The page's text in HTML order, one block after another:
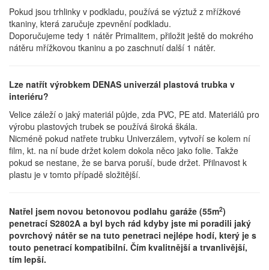
Pokud jsou trhlinky v podkladu, používá se výztuž z mřížkové
tkaniny, která zaručuje zpevnění podkladu.
Doporučujeme tedy 1 nátěr Primalitem, přiložit ještě do mokrého
nátěru mřížkovou tkaninu a po zaschnutí další 1 nátěr.
Lze natřít výrobkem DENAS univerzál plastová trubka v
interiéru?
Velice záleží o jaký materiál půjde, zda PVC, PE atd. Materiálů pro
výrobu plastových trubek se používá široká škála.
Nicméně pokud natřete trubku Univerzálem, vytvoří se kolem ní
film, kt. na ní bude držet kolem dokola něco jako folie. Takže
pokud se nestane, že se barva poruší, bude držet. Přilnavost k
plastu je v tomto případě složitější.
Natřel jsem novou betonovou podlahu garáže (55m2)
penetrací S2802A a byl bych rád kdyby jste mi poradili jaký
povrchový nátěr se na tuto penetraci nejlépe hodí, který je s
touto penetrací kompatibilní. Čím kvalitnější a trvanlivější,
tím lepší.